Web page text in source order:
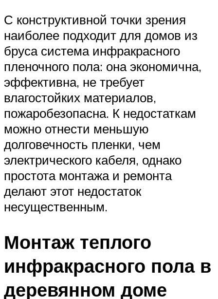
С конструктивной точки зрения
наиболее подходит для домов из
бруса система инфракрасного
пленочного пола: она экономична,
эффективна, не требует
влагостойких материалов,
пожаробезопасна. К недостаткам
можно отнести меньшую
долговечность пленки, чем
электрического кабеля, однако
простота монтажа и ремонта
делают этот недостаток
несущественным.
Монтаж теплого
инфракрасного пола в
деревянном доме